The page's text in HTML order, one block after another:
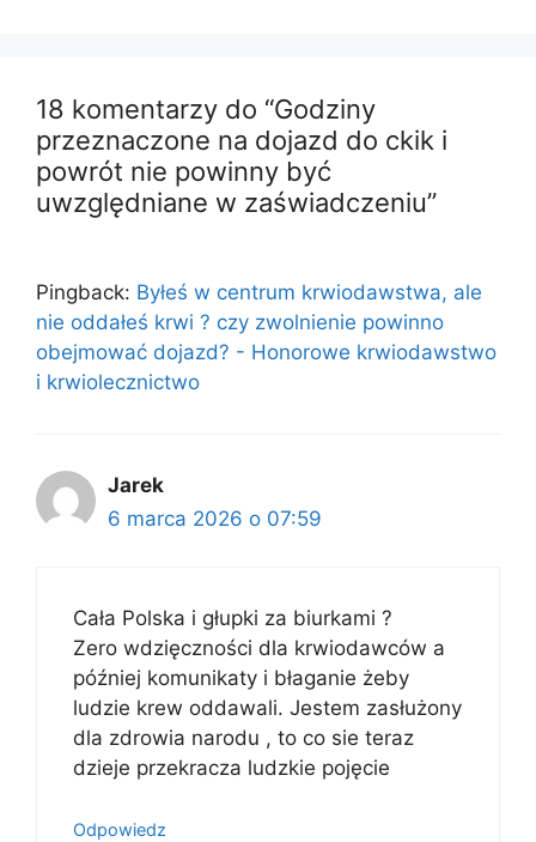
18 komentarzy do “Godziny
przeznaczone na dojazd do ckik i
powrót nie powinny być
uwzględniane w zaświadczeniu”
Pingback: Byłeś w centrum krwiodawstwa, ale
nie oddałeś krwi ? czy zwolnienie powinno
obejmować dojazd? - Honorowe krwiodawstwo
i krwiolecznictwo
Jarek
6 marca 2026 o 07:59
Cała Polska i głupki za biurkami ?
Zero wdzięczności dla krwiodawców a
później komunikaty i błaganie żeby
ludzie krew oddawali. Jestem zasłużony
dla zdrowia narodu , to co sie teraz
dzieje przekracza ludzkie pojęcie
Odpowiedz